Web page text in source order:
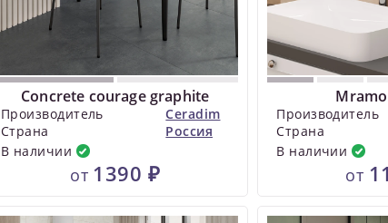
Concrete courage graphite
Производитель
Ceradim
Страна
Россия
В наличии
от 1390 ₽
Производитель
Страна
В наличии
от